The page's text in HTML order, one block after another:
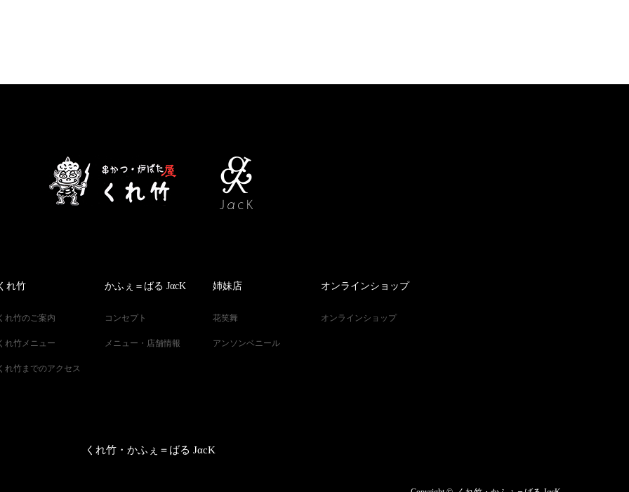
れ竹
れ竹のご案内
れ竹メニュー
れ竹までのアクセス
かふぇ＝ばる JαcK
コンセプト
メニュー・店舗情報
姉妹店
花笑舞
アンソンベニール
オンラインショップ
オンラインショップ
くれ竹・かふぇ＝ばる JαcK